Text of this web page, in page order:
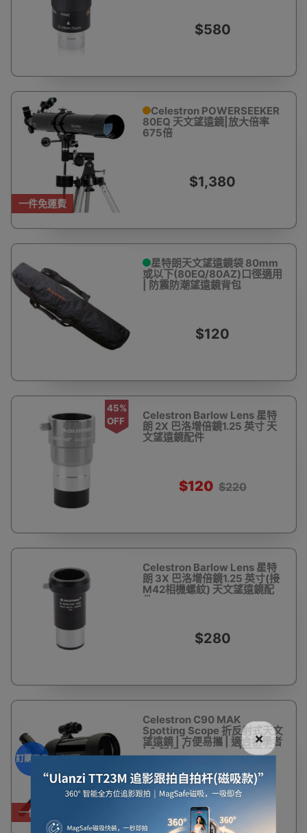
$580
一件免運費
Celestron POWERSEEKER
80EQ 天文望遠鏡|放大倍率
675倍
$1,380
星特朗天文望遠鏡袋 80mm
或以下(80EQ/80AZ)口徑適用
| 防震防潮望遠鏡背包
$120
45%
OFF
Celestron Barlow Lens 星特
朗 2X 巴洛增倍鏡1.25 英寸 天
文望遠鏡配件
$120 $220
Celestron Barlow Lens 星特
朗 3X 巴洛增倍鏡1.25 英寸(接
M42相機螺紋) 天文望遠鏡配
件
$280
一件免運費
訂購產品
Celestron C90 MAK
Spotting Scope 折反射式天文
望遠鏡 | 方便易攜 | 適合初學者
| 入門級 | Celestron |觀靶鏡 -
$1,880
×